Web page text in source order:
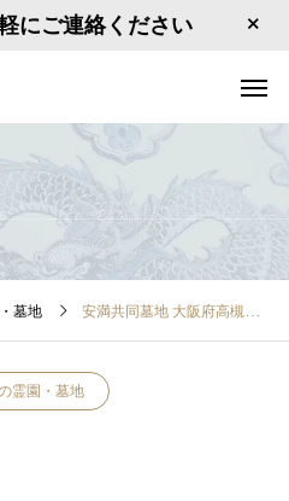
にご連絡ください
墓地 安満共同墓地 大阪府高槻市紅茸町５
霊園・墓地